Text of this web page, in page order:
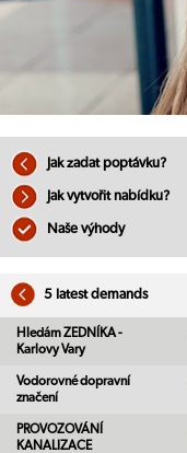
Jak zadat poptávku?
Jak vytvořit nabídku?
Naše výhody
5 latest demands
Hledám ZEDNÍKA -
Karlovy Vary
Vodorovné dopravní
značení
PROVOZOVÁNÍ
KANALIZACE